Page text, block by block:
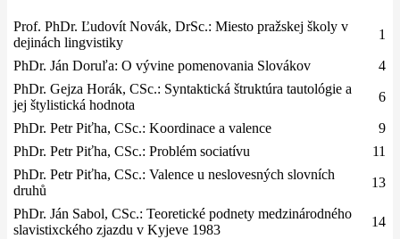
Prof. PhDr. Ľudovít Novák, DrSc.: Miesto pražskej školy v
dejinách lingvistiky
1
PhDr. Ján Doruľa: O vývine pomenovania Slovákov
4
PhDr. Gejza Horák, CSc.: Syntaktická štruktúra tautológie a
jej štylistická hodnota
6
PhDr. Petr Piťha, CSc.: Koordinace a valence
9
PhDr. Petr Piťha, CSc.: Problém sociatívu
11
PhDr. Petr Piťha, CSc.: Valence u neslovesných slovních
druhů
13
PhDr. Ján Sabol, CSc.: Teoretické podnety medzinárodného
slavistixckého zjazdu v Kyjeve 1983
14